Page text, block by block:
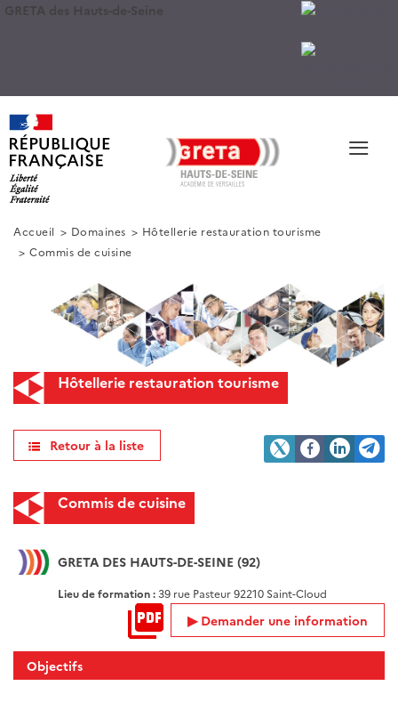
GRETA des Hauts-de-Seine
≡
Accueil Domaines
Hôtellerie restauration tourisme
Commis de cuisine
Hôtellerie restauration tourisme
Retour à la liste
Commis de cuisine
GRETA DES HAUTS-DE-SEINE (92)
Lieu de formation :39 rue Pasteur 92210 Saint-Cloud
Demander une information
Objectifs